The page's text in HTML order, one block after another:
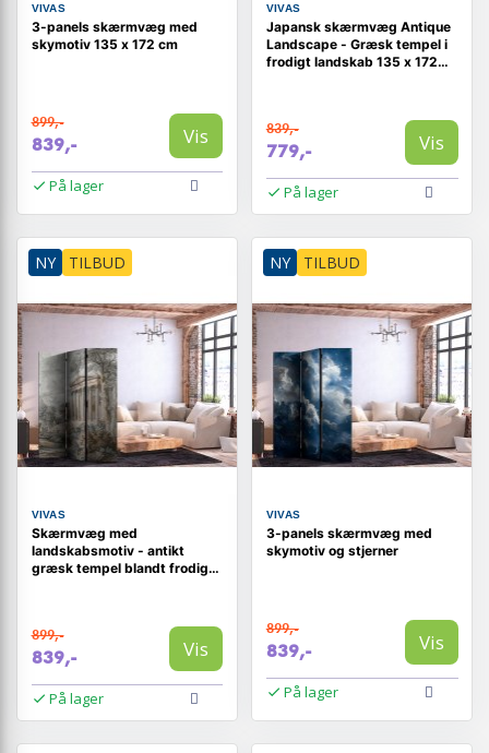
VIVAS
3-panels skærmvæg med
skymotiv 135 x 172 cm
899,-
839,- Vis
På lager
VIVAS
Japansk skærmvæg Antique
Landscape - Græsk tempel i
frodigt landskab 135 x 172
839,-
779,- Vis
På lager
NY TILBUD
VIVAS
Skærmvæg med
landskabsmotiv - antikt
græsk tempel blandt frodig
899,-
839,- Vis
På lager
NY TILBUD
VIVAS
3-panels skærmvæg med
skymotiv og stjerner
899,-
839,- Vis
På lager